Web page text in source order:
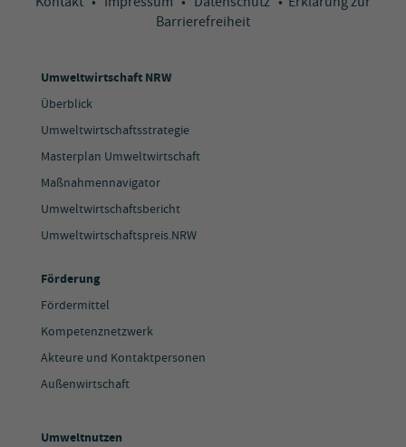
Barrierefreiheit
Umweltwirtschaft NRW
Überblick
Umweltwirtschaftsstrategie
Masterplan Umweltwirtschaft
Maßnahmennavigator
Umweltwirtschaftsbericht
Umweltwirtschaftspreis.NRW
Förderung
Fördermittel
Kompetenznetzwerk
Akteure und Kontaktpersonen
Außenwirtschaft
Umweltnutzen